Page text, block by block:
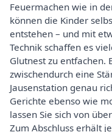
Feuermachen wie in
können die Kinder
entstehen – und mit
Technik schaffen es
Glutnest zu entfachen.
zwischendurch eine
Jausenstation genau
Gerichte ebenso wie
lassen Sie sich von
Zum Abschluss erhält